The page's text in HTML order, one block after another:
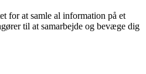
for at samle al information på et
til at samarbejde og bevæge dig